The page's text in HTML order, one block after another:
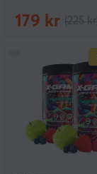
179 kr